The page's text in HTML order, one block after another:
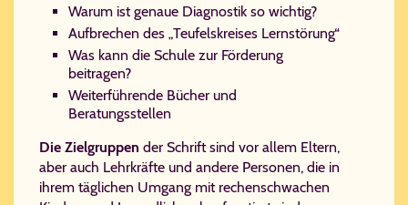
Warum ist genaue Diagnostik so wichtig?
Aufbrechen des „Teufelskreises Lernstörung“
Was kann die Schule zur Förderung
beitragen?
Weiterführende Bücher und
Beratungsstellen
Die Zielgruppen der Schrift sind vor allem Eltern,
aber auch Lehrkräfte und andere Personen, die in
ihrem täglichen Umgang mit rechenschwachen